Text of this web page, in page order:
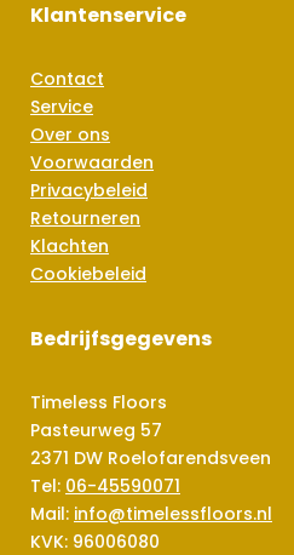
Klantenservice
Contact
Service
Over ons
Voorwaarden
Privacybeleid
Retourneren
Klachten
Cookiebeleid
Bedrijfsgegevens
Timeless Floors
Pasteurweg 57
2371 DW Roelofarendsveen
Tel: 06-45590071
Mail: info@timelessfloors.nl
KVK: 96006080